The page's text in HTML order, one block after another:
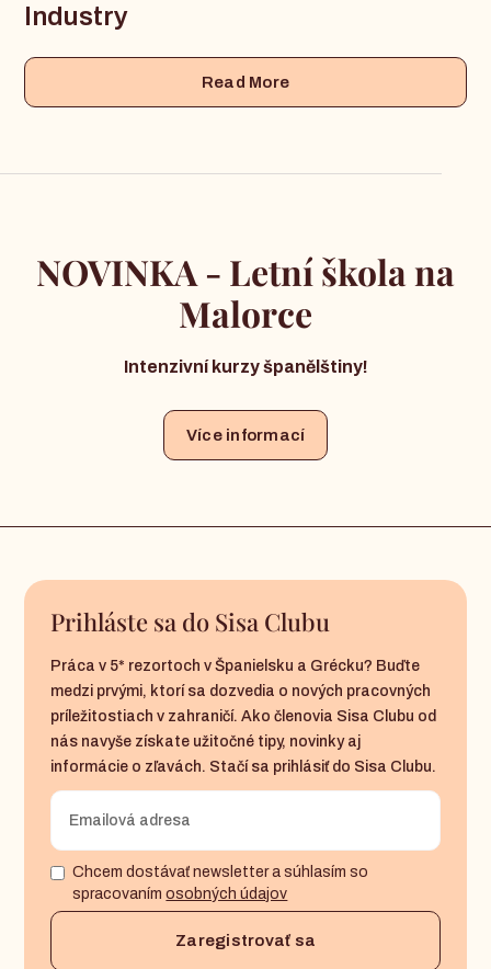
Industry
Read More
NOVINKA - Letní škola na
Malorce
Intenzivní kurzy španělštiny!
Více informací
Prihláste sa do Sisa Clubu
Práca v 5* rezortoch v Španielsku a Grécku? Buďte
medzi prvými, ktorí sa dozvedia o nových pracovných
príležitostiach v zahraničí. Ako členovia Sisa Clubu od
nás navyše získate užitočné tipy, novinky aj
informácie o zľavách. Stačí sa prihlásiť do Sisa Clubu.
Chcem dostávať newsletter a súhlasím so
spracovanímosobných údajov